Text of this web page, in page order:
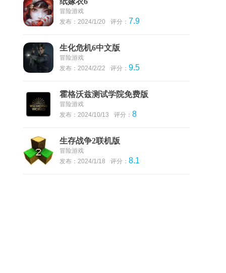
冒险游戏
发布：2024/1/20
评分： 7.9
生化危机6中文版
冒险游戏
发布：2024/2/22
评分： 9.5
霍格沃兹测试学院免费版
冒险游戏
发布：2024/10/13
评分： 8
生存战争2联机版
冒险游戏
发布：2024/1/18
评分： 8.1